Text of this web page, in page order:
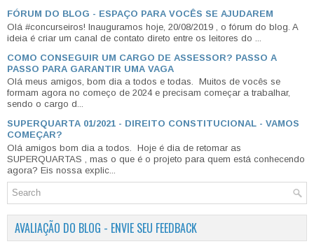
FÓRUM DO BLOG - ESPAÇO PARA VOCÊS SE AJUDAREM
Olá #concurseiros! Inauguramos hoje, 20/08/2019 , o fórum do blog. A
ideia é criar um canal de contato direto entre os leitores do ...
COMO CONSEGUIR UM CARGO DE ASSESSOR? PASSO A
PASSO PARA GARANTIR UMA VAGA
Olá meus amigos, bom dia a todos e todas. Muitos de vocês se
formam agora no começo de 2024 e precisam começar a trabalhar,
sendo o cargo d...
SUPERQUARTA 01/2021 - DIREITO CONSTITUCIONAL - VAMOS
COMEÇAR?
Olá amigos bom dia a todos. Hoje é dia de retomar as
SUPERQUARTAS , mas o que é o projeto para quem está conhecendo
agora? Eis nossa explic...
AVALIAÇÃO DO BLOG - ENVIE SEU FEEDBACK